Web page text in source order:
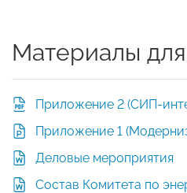
Материалы
Приложение 2 (СИП-
Приложение 1
Деловые мероприятия
Состав Комитета по